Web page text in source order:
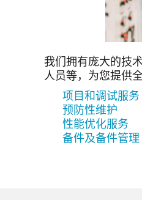
我们拥有庞大的技
人员等，为您提供
项目和调试服务
预防性维护
性能优化服务
备件及备件管理